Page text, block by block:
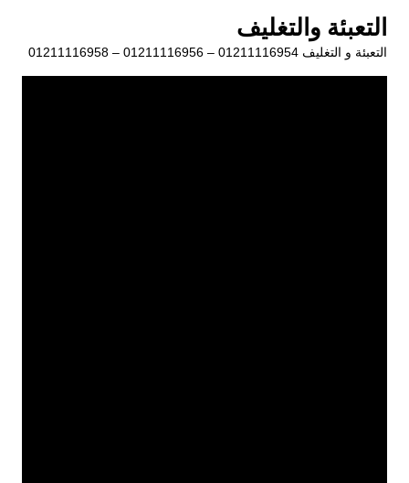
المحتوى
التعبئة والتغليف
التعبئة و التغليف 01211116954 – 01211116956 – 01211116958